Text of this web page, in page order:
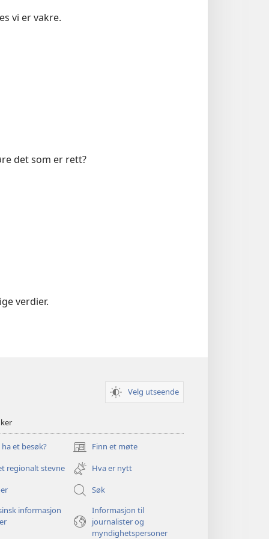
vi er vakre.
det som er rett?
verdier.
Velg utseende
et besøk? Finn et møte
(åpner
nytt
vindu)
regionalt stevne
Hva er nytt
Søk
informasjon
Informasjon til
journalister og
myndighetspersoner